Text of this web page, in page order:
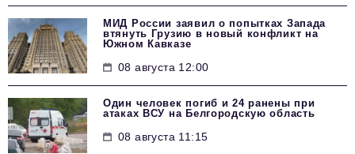
МИД России заявил о попытках Запада
втянуть Грузию в новый конфликт на
Южном Кавказе
08 августа 12:00
Один человек погиб и 24 ранены при
атаках ВСУ на Белгородскую область
08 августа 11:15